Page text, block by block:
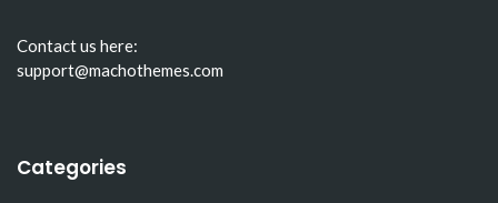
Contact us here:
support@machothemes.com
Categories